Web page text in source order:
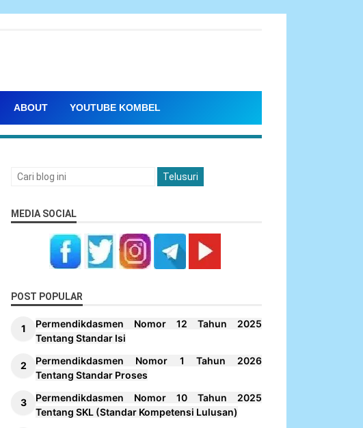
ABOUT YOUTUBE KOMBEL
MEDIA SOCIAL
POST POPULAR
Permendikdasmen Nomor 12 Tahun 2025
Tentang Standar Isi
Permendikdasmen Nomor 1 Tahun 2026
Tentang Standar Proses
Permendikdasmen Nomor 10 Tahun 2025
Tentang SKL (Standar Kompetensi Lulusan)